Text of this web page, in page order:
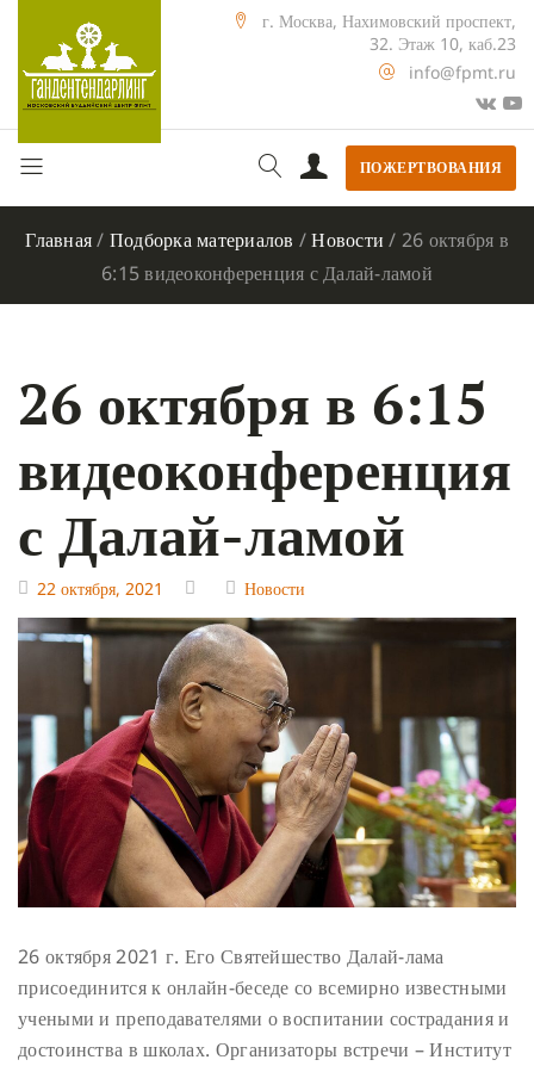
г. Москва, Нахимовский проспект,
32. Этаж 10, каб.23
info@fpmt.ru
ПОЖЕРТВОВАНИЯ
Главная/ Подборка материалов /Новости / 26 октября в
6:15 видеоконференция с Далай-ламой
26 октября в 6:15
видеоконференция
с Далай-ламой
22 октября, 2021 Новости
26 октября 2021 г. Его Святейшество Далай-лама
присоединится к онлайн-беседе со всемирно известными
учеными и преподавателями о воспитании сострадания и
достоинства в школах. Организаторы встречи – Институт